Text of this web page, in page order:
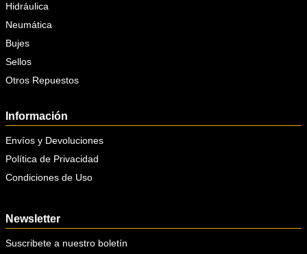
Hidráulica
Neumática
Bujes
Sellos
Otros Repuestos
Información
Envíos y Devoluciones
Política de Privacidad
Condiciones de Uso
Newsletter
Suscribete a nuestro boletín